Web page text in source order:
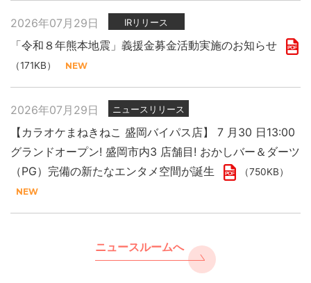
2026年07月29日 IRリリース
「令和８年熊本地震」義援金募金活動実施のお知らせ
（171KB）
2026年07月29日 ニュースリリース
【カラオケまねきねこ 盛岡バイパス店】 7 月30 日13:00
グランドオープン! 盛岡市内3 店舗目! おかしバー＆ダーツ
（PG）完備の新たなエンタメ空間が誕生
（750KB）
ニュースルームへ